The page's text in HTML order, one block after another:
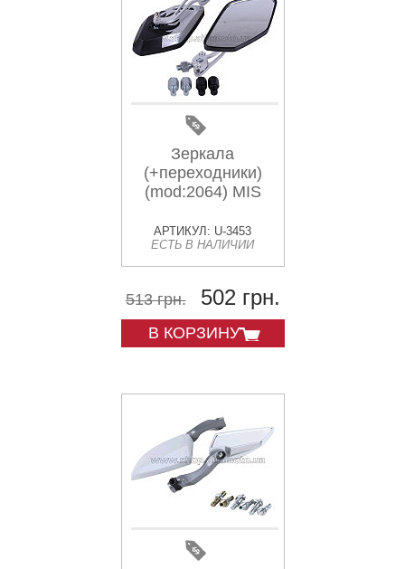
Зеркала
(+переходники)
(mod:2064) MIS
АРТИКУЛ: U-3453
ЕСТЬ В НАЛИЧИИ
513 грн. 502 грн.
В КОРЗИНУ